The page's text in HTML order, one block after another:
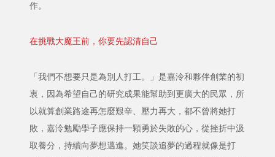
作。
在挑戰大魔王前，你要先認清自己
「我們不想要只是為別人打工。」是嘉泠和夥伴創業的初
衷，因為希望自己的研究成果能幫助到更廣大的民眾，所
以就算創業路途再怎麼艱辛、壓力再大，都不曾將她打
敗，嘉泠勉勵學子應保持一顆勇於失敗的心，從挫折中汲
取養分，持續向夢想邁進。她笑談追夢的過程就像是打